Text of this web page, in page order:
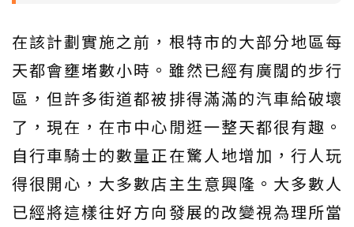
在該計劃實施之前，根特市的大部分地區每
天都會壅堵數小時。雖然已經有廣闊的步行
區，但許多街道都被排得滿滿的汽車給破壞
了，現在，在市中心閒逛一整天都很有趣。
自行車騎士的數量正在驚人地增加，行人玩
得很開心，大多數店主生意興隆。大多數人
已經將這樣往好方向發展的改變視為理所當